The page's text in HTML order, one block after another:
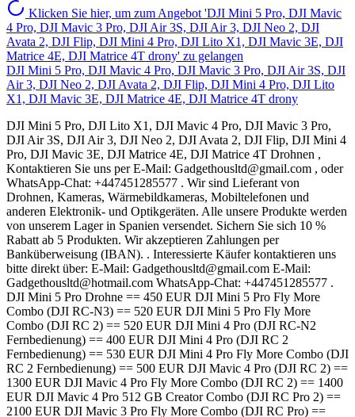
Klicken Sie hier, um zum Angebot 'DJI Mini 5 Pro, DJI Mavic
4 Pro, DJI Mavic 3 Pro, DJI Air 3S, DJI Air 3, DJI Neo 2, DJI
Avata 2, DJI Flip, DJI Mini 4 Pro, DJI Lito X1, DJI Mavic 3E, DJI
Matrice 4E, DJI Matrice 4T drony' zu gelangen
DJI Mini 5 Pro, DJI Mavic 4 Pro, DJI Mavic 3 Pro, DJI Air 3S, DJI
Air 3, DJI Neo 2, DJI Avata 2, DJI Flip, DJI Mini 4 Pro, DJI Lito
X1, DJI Mavic 3E, DJI Matrice 4E, DJI Matrice 4T drony
DJI Mini 5 Pro, DJI Lito X1, DJI Mavic 4 Pro, DJI Mavic 3 Pro,
DJI Air 3S, DJI Air 3, DJI Neo 2, DJI Avata 2, DJI Flip, DJI Mini 4
Pro, DJI Mavic 3E, DJI Matrice 4E, DJI Matrice 4T Drohnen ,
Kontaktieren Sie uns per E-Mail: Gadgethousltd@gmail.com , oder
WhatsApp-Chat: +447451285577 . Wir sind Lieferant von
Drohnen, Kameras, Wärmebildkameras, Mobiltelefonen und
anderen Elektronik- und Optikgeräten. Alle unsere Produkte werden
von unserem Lager in Spanien versendet. Sichern Sie sich 10 %
Rabatt ab 5 Produkten. Wir akzeptieren Zahlungen per
Banküberweisung (IBAN). . Interessierte Käufer kontaktieren uns
bitte direkt über: E-Mail: Gadgethousltd@gmail.com E-Mail:
Gadgethousltd@hotmail.com WhatsApp-Chat: +447451285577 .
DJI Mini 5 Pro Drohne == 450 EUR DJI Mini 5 Pro Fly More
Combo (DJI RC-N3) == 520 EUR DJI Mini 5 Pro Fly More
Combo (DJI RC 2) == 520 EUR DJI Mini 4 Pro (DJI RC-N2
Fernbedienung) == 400 EUR DJI Mini 4 Pro (DJI RC 2
Fernbedienung) == 530 EUR DJI Mini 4 Pro Fly More Combo (DJI
RC 2 Fernbedienung) == 500 EUR DJI Mavic 4 Pro (DJI RC 2) ==
1300 EUR DJI Mavic 4 Pro Fly More Combo (DJI RC 2) == 1400
EUR DJI Mavic 4 Pro 512 GB Creator Combo (DJI RC Pro 2) ==
2100 EUR DJI Mavic 3 Pro Fly More Combo (DJI RC Pro) ==